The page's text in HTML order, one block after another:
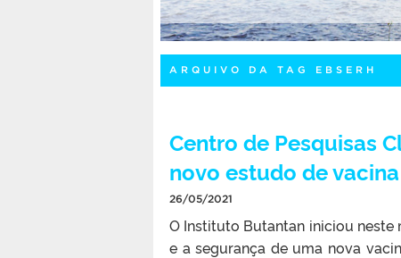
ARQUIVO DA TAG EBSERH
Centro de Pesquisas
novo estudo de
26/05/2021
O Instituto Butantan iniciou
e a segurança de uma nova